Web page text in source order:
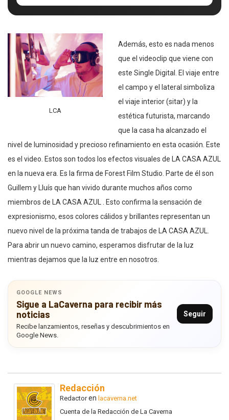
LCA
Además, esto es nada menos
que el videoclip que viene con
este Single Digital. El viaje entre
el campo y el lateral simboliza
el viaje interior (sitar) y la
estética futurista, marcando
que la casa ha alcanzado el
nivel de luminosidad y precioso refinamiento en esta ocasión. Este
es el video. Estos son todos los efectos visuales de LA CASA AZUL
en la nueva era. Es la firma de Forest Film Studio. Parte de él son
Guillem y Lluís que han vivido durante muchos años como
miembros de LA CASA AZUL . Esto confirma la sensación de
expresionismo, esos colores cálidos y brillantes representan un
nuevo nivel de la próxima tanda de trabajos de LA CASA AZUL.
Para abrir un nuevo camino, esperamos disfrutar de la luz
mientras dejamos que la luz entre en nosotros.
GOOGLE NEWS
Sigue a LaCaverna para recibir más
noticias
Recibe lanzamientos, reseñas y descubrimientos en
Google News.
Seguir
Redacción
Redactoren lacaverna.net
Cuenta de la Redacción de La Caverna